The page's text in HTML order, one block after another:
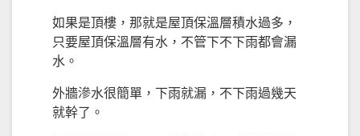
如果是頂樓，那就是屋頂保溫層積水過多，
只要屋頂保溫層有水，不管下不下雨都會漏
水。
外牆滲水很簡單，下雨就漏，不下雨過幾天
就幹了。